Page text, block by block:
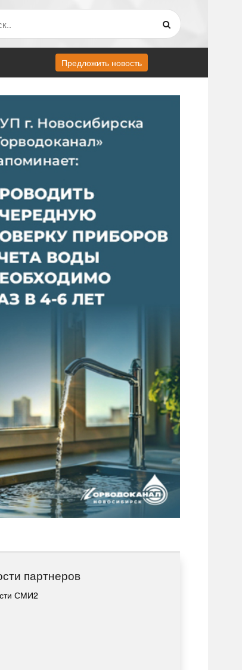
Предложить новость
партнеров
СМИ2